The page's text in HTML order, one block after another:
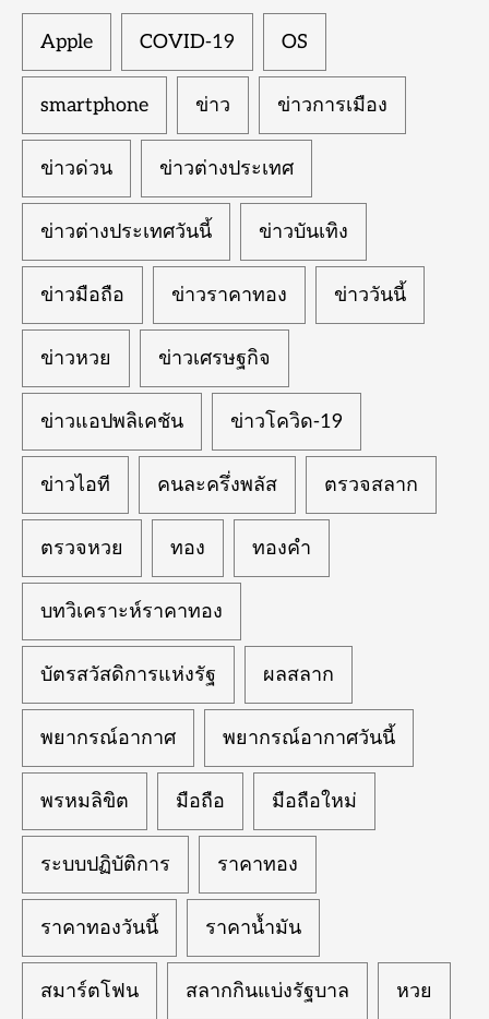
Apple COVID-19 OS
smartphone ข่าว ข่าวการเมือง
ข่าวด่วน ข่าวต่างประเทศ
ข่าวต่างประเทศวันนี้ ข่าวบันเทิง
ข่าวมือถือ ข่าวราคาทอง ข่าววันนี้
ข่าวหวย ข่าวเศรษฐกิจ
ข่าวแอปพลิเคชัน ข่าวโควิด-19
ข่าวไอที คนละครึ่งพลัส ตรวจสลาก
ตรวจหวย ทอง ทองคำ
บทวิเคราะห์ราคาทอง
บัตรสวัสดิการแห่งรัฐ ผลสลาก
พยากรณ์อากาศ พยากรณ์อากาศวันนี้
พรหมลิขิต มือถือ มือถือใหม่
ระบบปฏิบัติการ ราคาทอง
ราคาทองวันนี้ ราคาน้ำมัน
สมาร์ตโฟน สลากกินแบ่งรัฐบาล หวย